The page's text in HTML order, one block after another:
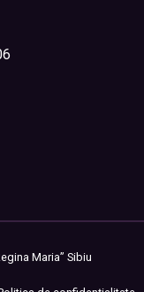
Maria” Sibiu